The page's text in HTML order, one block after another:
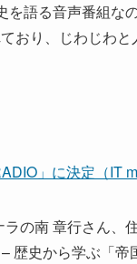
語る音声番組な
り、じわじわと
」に決定（IT
の南 章行さん、
歴史から学ぶ「